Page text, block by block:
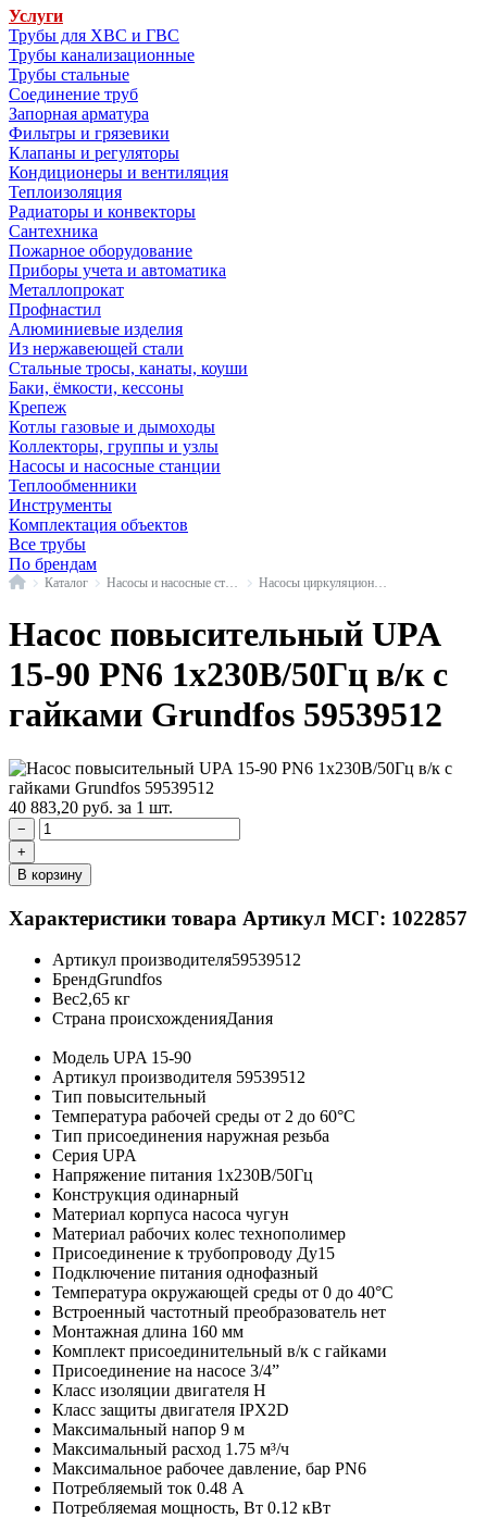
Услуги
Трубы для ХВС и ГВС
Трубы канализационные
Трубы стальные
Соединение труб
Запорная арматура
Фильтры и грязевики
Клапаны и регуляторы
Кондиционеры и вентиляция
Теплоизоляция
Радиаторы и конвекторы
Сантехника
Пожарное оборудование
Приборы учета и автоматика
Металлопрокат
Профнастил
Алюминиевые изделия
Из нержавеющей стали
Стальные тросы, канаты, коуши
Баки, ёмкости, кессоны
Крепеж
Котлы газовые и дымоходы
Коллекторы, группы и узлы
Насосы и насосные станции
Теплообменники
Инструменты
Комплектация объектов
Все трубы
По брендам
ГлавнаяКаталог
Насос повысительный UPA
15-90 PN6 1х230В/50Гц в/к с
гайками Grundfos 59539512
40 883,20 руб. за 1 шт.
−
+
В корзину
Характеристики товара Артикул МСГ: 1022857
Артикул производителя59539512
БрендGrundfos
Вес2,65 кг
Страна происхожденияДания
Модель UPA 15-90
Артикул производителя 59539512
Тип повысительный
Температура рабочей среды от 2 до 60°C
Тип присоединения наружная резьба
Серия UPA
Напряжение питания 1х230В/50Гц
Конструкция одинарный
Материал корпуса насоса чугун
Материал рабочих колес технополимер
Присоединение к трубопроводу Ду15
Подключение питания однофазный
Температура окружающей среды от 0 до 40°C
Встроенный частотный преобразователь нет
Монтажная длина 160 мм
Комплект присоединительный в/к с гайками
Присоединение на насосе 3/4”
Класс изоляции двигателя H
Класс защиты двигателя IPX2D
Максимальный напор 9 м
Максимальный расход 1.75 м³/ч
Максимальное рабочее давление, бар PN6
Потребляемый ток 0.48 А
Потребляемая мощность, Вт 0.12 кВт